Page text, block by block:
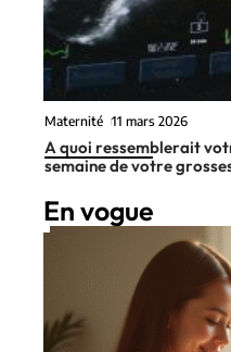
Maternité 11 mars 2026
A quoi ressemblerait
semaine de votre
En vogue